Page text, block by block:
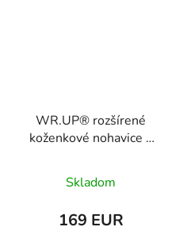
WR.UP® rozšírené
koženkové nohavice s
WRUP11SHS435
Skladom
169 EUR